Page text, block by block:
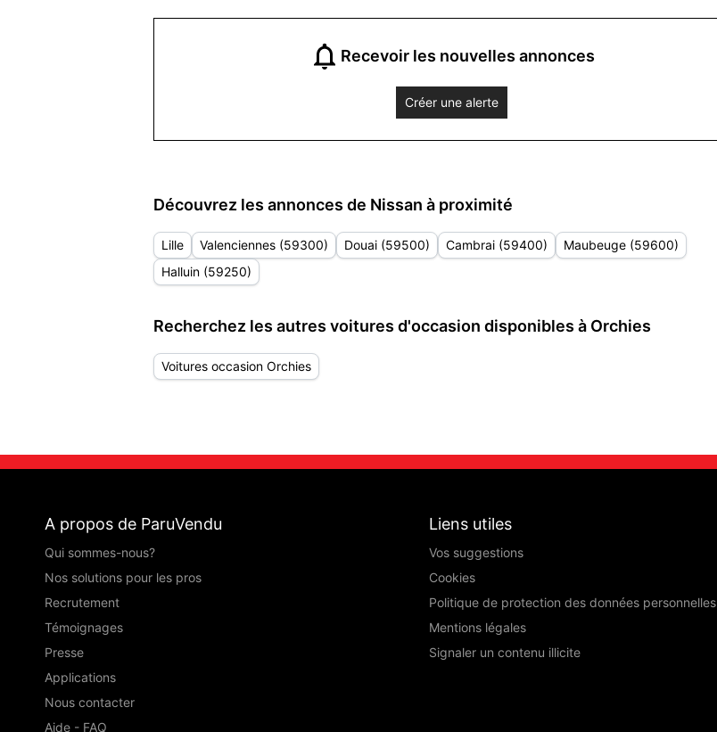
Recevoir les nouvelles annonces
Créer une alerte
Découvrez les annonces de Nissan à proximité
Lille Valenciennes (59300) Douai (59500) Cambrai (59400)
Maubeuge (59600)
Halluin (59250)
Recherchez les autres voitures d'occasion disponibles à Orchies
Voitures occasion Orchies
A propos de ParuVendu
Qui sommes-nous?
Nos solutions pour les pros
Recrutement
Témoignages
Presse
Applications
Nous contacter
Aide - FAQ
Liens utiles
Vos suggestions
Cookies
Politique de protection des données personnelles
Mentions légales
Signaler un contenu illicite